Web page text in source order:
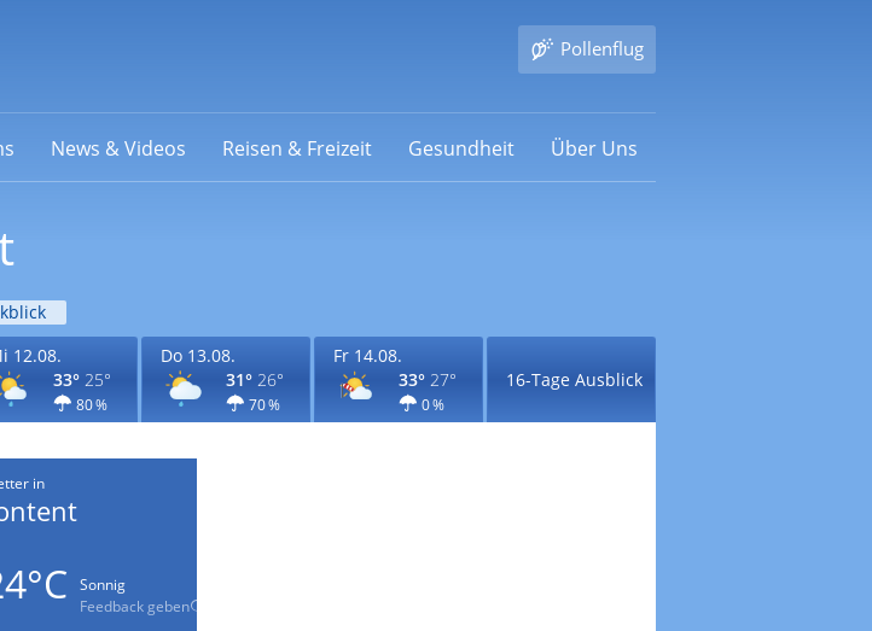
Pollenflug
News & Videos Reisen & Freizeit Gesundheit Über Uns
12.08.
33° 25°
80 %
Do 13.08.
31° 26°
70 %
Fr 14.08.
33° 27°
0 %
16-Tage Ausblick
in
Sonnig
Feedback geben